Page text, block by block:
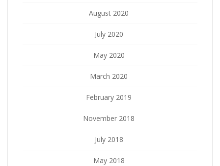
August 2020
July 2020
May 2020
March 2020
February 2019
November 2018
July 2018
May 2018